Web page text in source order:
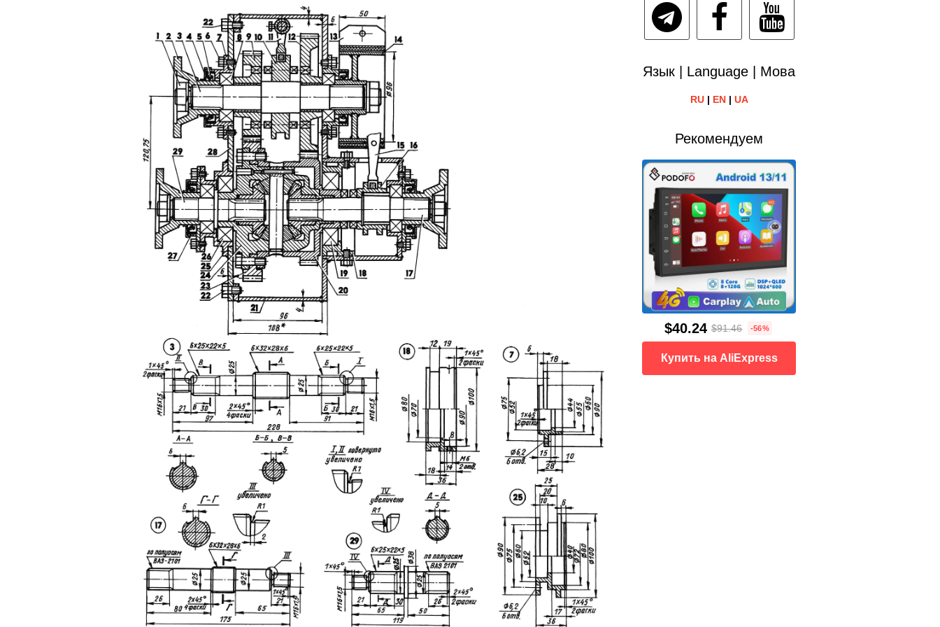
Язык | Language | Мова
RU| EN| UA
Рекомендуем
$40.24 $91.46 -56%
Купить на AliExpress